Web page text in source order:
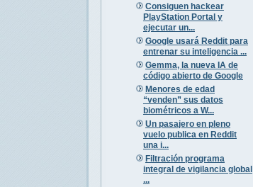
Consiguen hackear
PlayStation Portal y
ejecutar un...
Google usará Reddit para
entrenar su inteligencia ...
Gemma, la nueva IA de
código abierto de Google
Menores de edad
“venden” sus datos
biométricos a W...
Un pasajero en pleno
vuelo publica en Reddit
una i...
Filtración programa
integral de vigilancia global
...